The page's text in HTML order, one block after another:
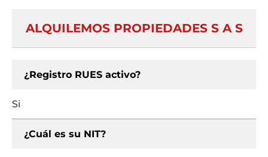
ALQUILEMOS PROPIEDADES S A S
¿Registro RUES activo?
Si
¿Cuál es su NIT?